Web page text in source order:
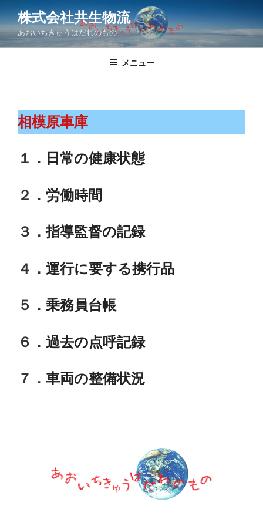
ン
テ
ン
株式会社共生物流
あおいちきゅうはだれのもの
メニュー
相模原車庫
１． 日常の健康状態
２． 労働時間
３．指導監督の記録
４． 運行に要する携行品
５． 乗務員台帳
６． 過去の点呼記録
７． 車両の整備状況